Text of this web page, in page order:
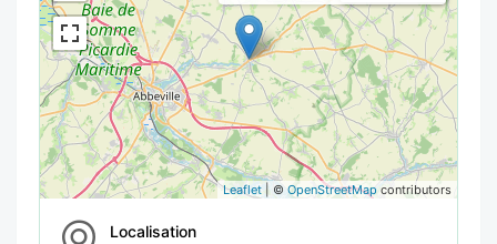
Leaflet | © OpenStreetMap contributors
Localisation